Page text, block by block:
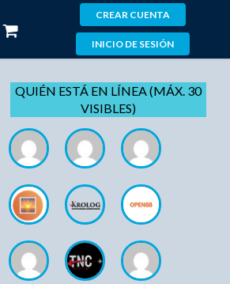
CREAR CUENTA
INICIO DE SESIÓN
QUIÉN ESTÁ EN LÍNEA (MÁX. 30
VISIBLES)